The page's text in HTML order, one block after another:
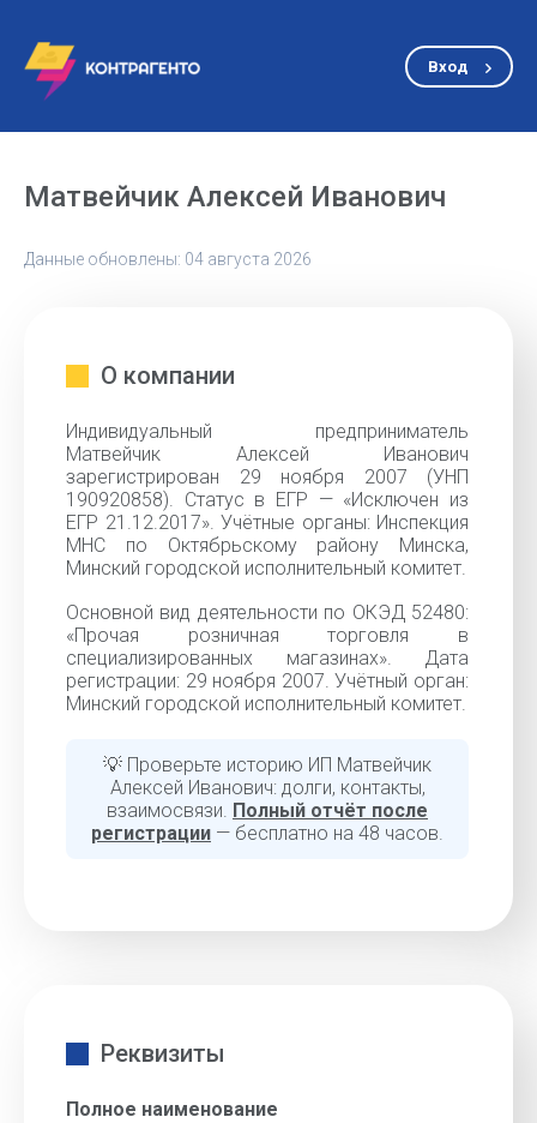
Вход
Матвейчик Алексей Иванович
Данные обновлены: 04 августа 2026
О компании
Индивидуальный предприниматель
Матвейчик Алексей Иванович
зарегистрирован 29 ноября 2007 (УНП
190920858). Статус в ЕГР — «Исключен из
ЕГР 21.12.2017». Учётные органы: Инспекция
МНС по Октябрьскому району Минска,
Минский городской исполнительный комитет.
Основной вид деятельности по ОКЭД 52480:
«Прочая розничная торговля в
специализированных магазинах». Дата
регистрации: 29 ноября 2007. Учётный орган:
Минский городской исполнительный комитет.
💡 Проверьте историю ИП Матвейчик
Алексей Иванович: долги, контакты,
взаимосвязи. Полный отчёт после
регистрации — бесплатно на 48 часов.
Реквизиты
Полное наименование